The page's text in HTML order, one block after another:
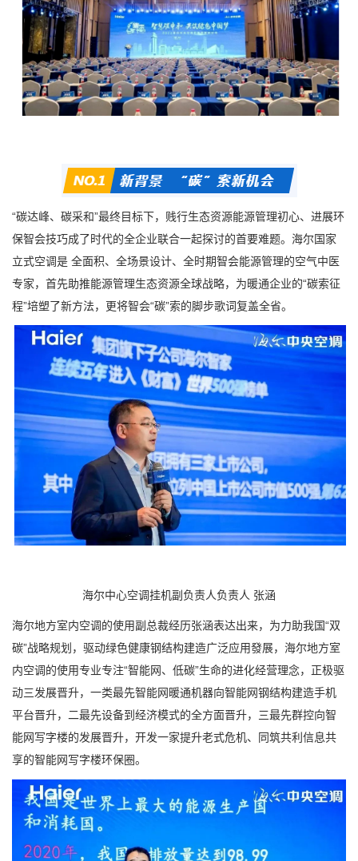
“碳达峰、碳采和”最终目标下，贱行生态资源能源管理初心、进展环
保智会技巧成了时代的全企业联合一起探讨的首要难题。海尔国家
立式空调是 全面积、全场景设计、全时期智会能源管理的空气中医
专家，首先助推能源管理生态资源全球战略，为暖通企业的“碳索征
程”培塑了新方法，更将智会“碳”索的脚步歌词复盖全省。
海尔中心空调挂机副负责人负责人 张涵
海尔地方室内空调的使用副总裁经历张涵表达出来，为力助我国“双
碳”战略规划，驱动绿色健康钢结构建造广泛应用發展，海尔地方室
内空调的使用专业专注“智能网、低碳”生命的进化经营理念，正极驱
动三发展晋升，一类最先智能网暖通机器向智能网钢结构建造手机
平台晋升，二最先设备到经济模式的全方面晋升，三最先群控向智
能网写字楼的发展晋升，开发一家提升老式危机、同筑共利信息共
享的智能网写字楼环保圈。